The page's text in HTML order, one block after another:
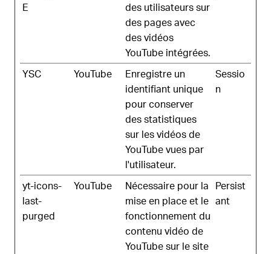
E
des utilisateurs sur
des pages avec
des vidéos
YouTube intégrées.
YSC YouTube
Enregistre un
identifiant unique
pour conserver
des statistiques
sur les vidéos de
YouTube vues par
l'utilisateur.
Sessio
n
yt-icons-
last-
purged
YouTube
Nécessaire pour la
mise en place et le
fonctionnement du
contenu vidéo de
YouTube sur le site
Persist
ant